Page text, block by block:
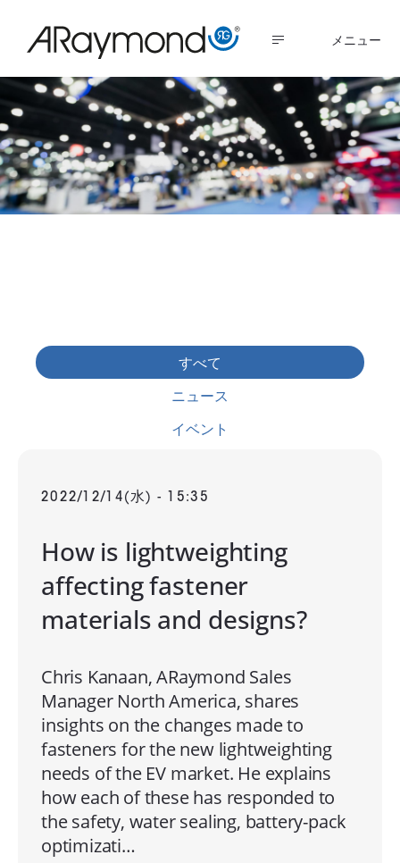
ン
コ
ン
テ
ン
ツ
すべて
ニュース
イベント
2022/12/14(水) - 15:35
How is lightweighting
affecting fastener
materials and designs?
Chris Kanaan, ARaymond Sales
Manager North America, shares
insights on the changes made to
fasteners for the new lightweighting
needs of the EV market. He explains
how each of these has responded to
the safety, water sealing, battery-pack
optimizati…